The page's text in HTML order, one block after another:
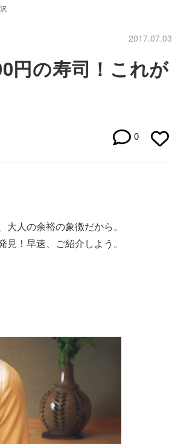
2017.07.03
円の寿司！これが
0
人の余裕の象徴だから。
！早速、ご紹介しよう。